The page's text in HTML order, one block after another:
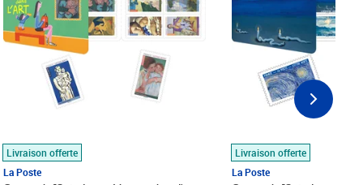
Livraison offerte
La Poste
Livraison offerte
La Poste